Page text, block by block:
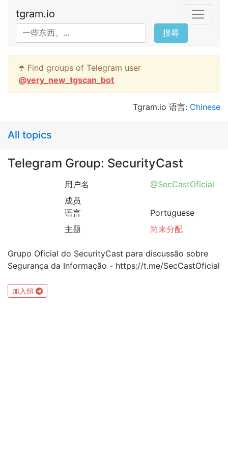
tgram.io
搜尋
☂️ Find groups of Telegram user
@very_new_tgscan_bot
Tgram.io 语言: Chinese
All topics
Telegram Group: SecurityCast
用户名
@SecCastOficial
成员
语言
Portuguese
主题
尚未分配
Grupo Oficial do SecurityCast para discussão sobre
Segurança da Informação - https://t.me/SecCastOficial
加入组